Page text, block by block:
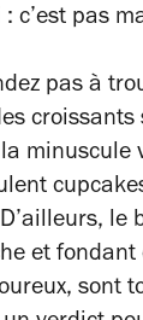
c’est pas
pas à
croissants
minuscule
le
et fondant
sont